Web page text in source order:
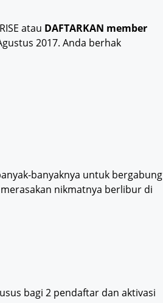
atau DAFTARKAN member
2017. Anda berhak
banyaknya untuk bergabung
nikmatnya berlibur di
bagi 2 pendaftar dan aktivasi